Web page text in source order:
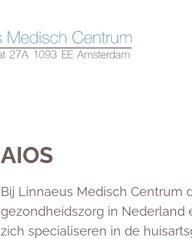
AIOS
Bij Linnaeus Medisch Centrum
gezondheidszorg in Nederland
zich specialiseren in de